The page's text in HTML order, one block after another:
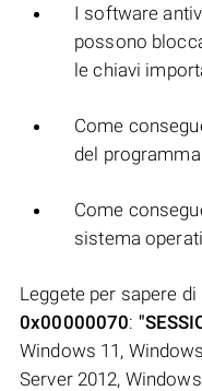
I software
possono
le chiavi
Come
del
Come
sistema
Leggete per sapere
0x00000070:
Windows 11,
Server 2012,